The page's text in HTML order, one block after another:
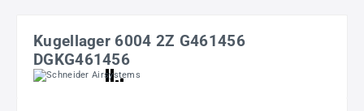
Kugellager 6004 2Z G461456
DGKG461456